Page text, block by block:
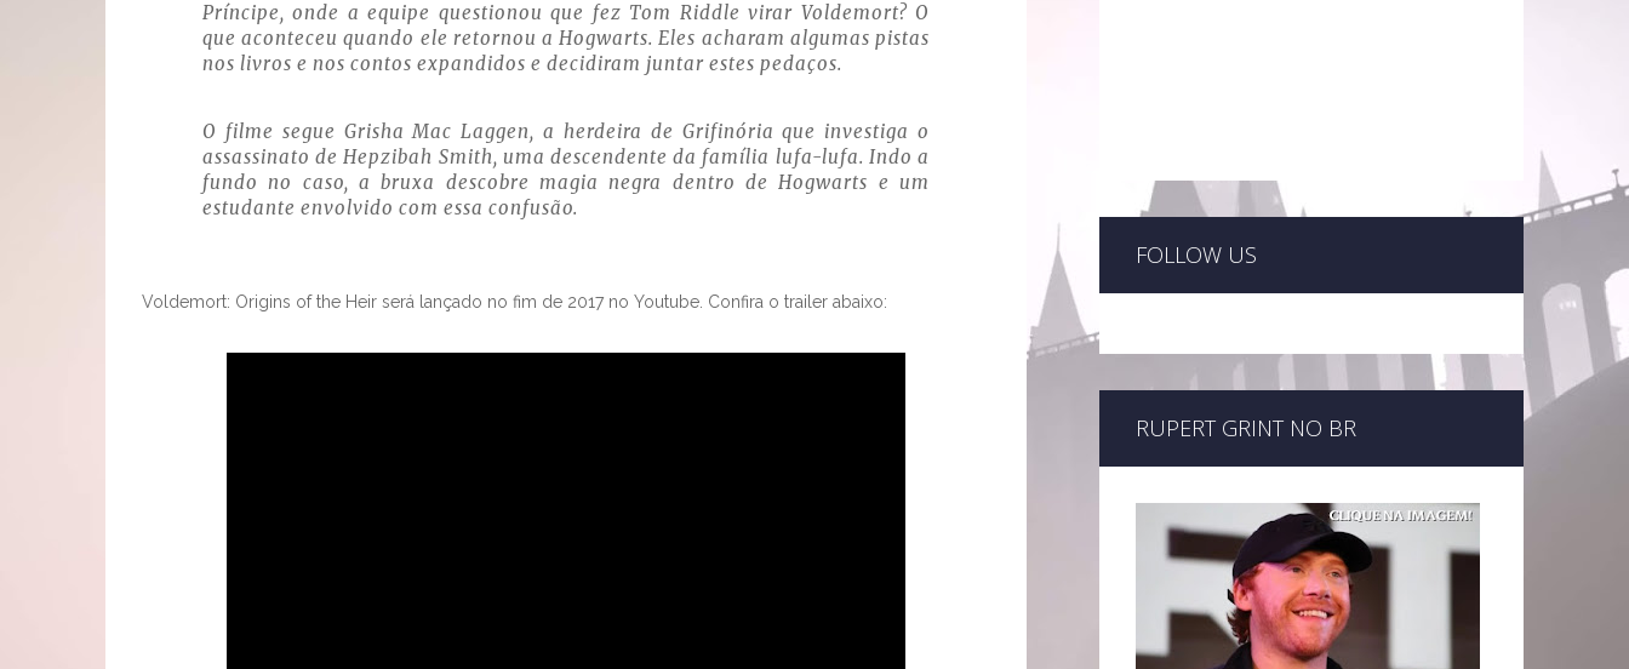
Príncipe, onde a equipe questionou que fez Tom Riddle virar Voldemort? O
que aconteceu quando ele retornou a Hogwarts. Eles acharam algumas pistas
nos livros e nos contos expandidos e decidiram juntar estes pedaços.
O filme segue Grisha Mac Laggen, a herdeira de Grifinória que investiga o
assassinato de Hepzibah Smith, uma descendente da família lufa-lufa. Indo a
fundo no caso, a bruxa descobre magia negra dentro de Hogwarts e um
estudante envolvido com essa confusão.
Voldemort: Origins of the Heir será lançado no fim de 2017 no Youtube. Confira o trailer abaixo:
FOLLOW US
RUPERT GRINT NO BR